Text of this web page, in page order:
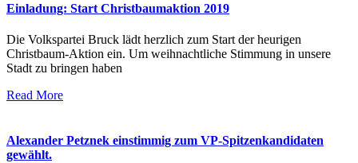
Einladung: Start Christbaumaktion 2019
Die Volkspartei Bruck lädt herzlich zum Start der heurigen
Christbaum-Aktion ein. Um weihnachtliche Stimmung in unsere
Stadt zu bringen haben
Read More
Alexander Petznek einstimmig zum VP-Spitzenkandidaten
gewählt.